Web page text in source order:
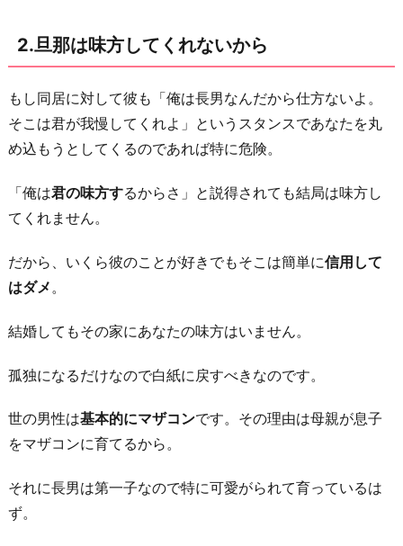
い
ら
5.
あ
な
た
親
に
っ
あ
な
た
大
2.旦那は味方してくれないから
もし同居に対して彼も「俺は長男なんだから仕方ないよ。
そこは君が我慢してくれよ」というスタンスであなたを丸
め込もうとしてくるのであれば特に危険。
「俺は君の味方するからさ」と説得されても結局は味方し
てくれません。
だから、いくら彼のことが好きでもそこは簡単に信用して
はダメ 。
結婚してもその家にあなたの味方はいません。
孤独になるだけなので白紙に戻すべきなのです。
世の男性は基本的にマザコンです。その理由は母親が息子
をマザコンに育てるから。
それに長男は第一子なので特に可愛がられて育っているは
ず。